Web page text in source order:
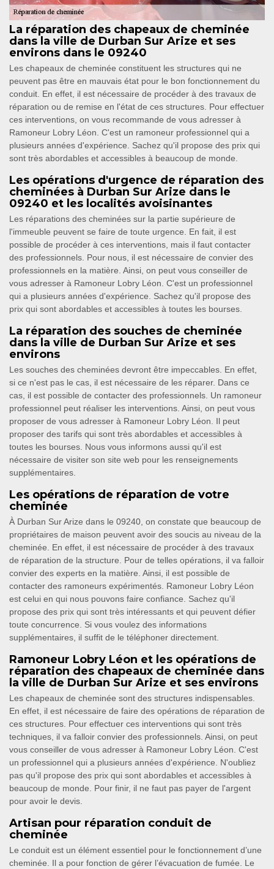
La réparation des chapeaux de cheminée
dans la ville de Durban Sur Arize et ses
environs dans le 09240
Les chapeaux de cheminée constituent les structures qui ne
peuvent pas être en mauvais état pour le bon fonctionnement du
conduit. En effet, il est nécessaire de procéder à des travaux de
réparation ou de remise en l'état de ces structures. Pour effectuer
ces interventions, on vous recommande de vous adresser à
Ramoneur Lobry Léon. C'est un ramoneur professionnel qui a
plusieurs années d'expérience. Sachez qu'il propose des prix qui
sont très abordables et accessibles à beaucoup de monde.
Les opérations d'urgence de réparation des
cheminées à Durban Sur Arize dans le
09240 et les localités avoisinantes
Les réparations des cheminées sur la partie supérieure de
l'immeuble peuvent se faire de toute urgence. En fait, il est
possible de procéder à ces interventions, mais il faut contacter
des professionnels. Pour nous, il est nécessaire de convier des
professionnels en la matière. Ainsi, on peut vous conseiller de
vous adresser à Ramoneur Lobry Léon. C'est un professionnel
qui a plusieurs années d'expérience. Sachez qu'il propose des
prix qui sont abordables et accessibles à toutes les bourses.
La réparation des souches de cheminée
dans la ville de Durban Sur Arize et ses
environs
Les souches des cheminées devront être impeccables. En effet,
si ce n'est pas le cas, il est nécessaire de les réparer. Dans ce
cas, il est possible de contacter des professionnels. Un ramoneur
professionnel peut réaliser les interventions. Ainsi, on peut vous
proposer de vous adresser à Ramoneur Lobry Léon. Il peut
proposer des tarifs qui sont très abordables et accessibles à
toutes les bourses. Nous vous informons aussi qu'il est
nécessaire de visiter son site web pour les renseignements
supplémentaires.
Les opérations de réparation de votre
cheminée
À Durban Sur Arize dans le 09240, on constate que beaucoup de
propriétaires de maison peuvent avoir des soucis au niveau de la
cheminée. En effet, il est nécessaire de procéder à des travaux
de réparation de la structure. Pour de telles opérations, il va falloir
convier des experts en la matière. Ainsi, il est possible de
contacter des ramoneurs expérimentés. Ramoneur Lobry Léon
est celui en qui nous pouvons faire confiance. Sachez qu'il
propose des prix qui sont très intéressants et qui peuvent défier
toute concurrence. Si vous voulez des informations
supplémentaires, il suffit de le téléphoner directement.
Ramoneur Lobry Léon et les opérations de
réparation des chapeaux de cheminée dans
la ville de Durban Sur Arize et ses environs
Les chapeaux de cheminée sont des structures indispensables.
En effet, il est nécessaire de faire des opérations de réparation de
ces structures. Pour effectuer ces interventions qui sont très
techniques, il va falloir convier des professionnels. Ainsi, on peut
vous conseiller de vous adresser à Ramoneur Lobry Léon. C'est
un professionnel qui a plusieurs années d'expérience. N'oubliez
pas qu'il propose des prix qui sont abordables et accessibles à
beaucoup de monde. Pour finir, il ne faut pas payer de l'argent
pour avoir le devis.
Artisan pour réparation conduit de
cheminée
Le conduit est un élément essentiel pour le fonctionnement d’une
cheminée. Il a pour fonction de gérer l’évacuation de fumée. Le